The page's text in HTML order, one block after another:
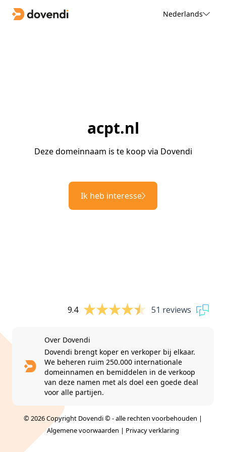
Nederlands
acpt.nl
Deze domeinnaam is te koop via Dovendi
Ik heb interesse
9.4 51 reviews
Over Dovendi
Dovendi brengt koper en verkoper bij elkaar.
We beheren ruim 250.000 internationale
domeinnamen en bemiddelen in de verkoop
van deze namen met als doel een goede deal
voor alle partijen.
© 2026 Copyright Dovendi © - alle rechten voorbehouden |
Algemene voorwaarden | Privacy verklaring